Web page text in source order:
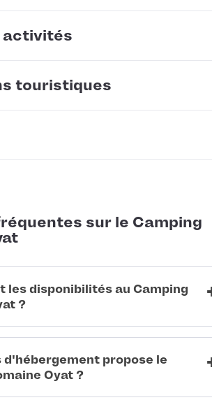
activités
touristiques
sur le Camping
les disponibilités au Camping
?
d'hébergement propose le
Oyat ?